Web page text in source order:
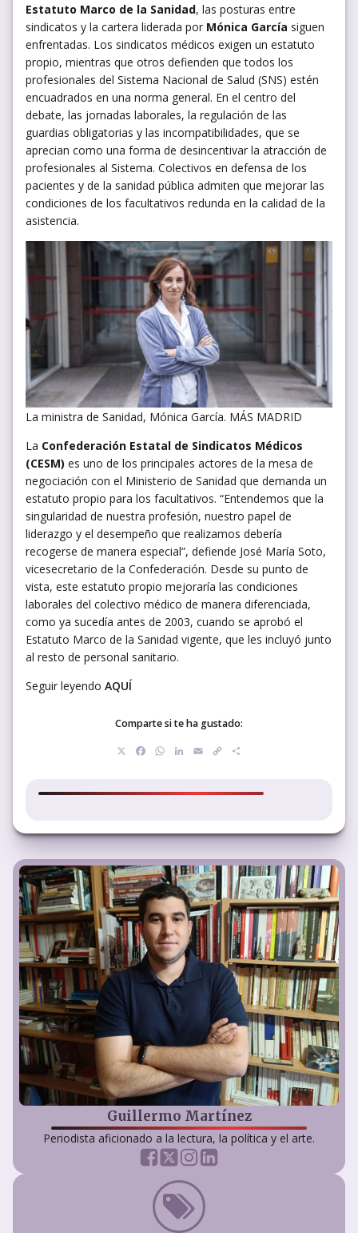
Estatuto Marco de la Sanidad, las posturas entre
sindicatos y la cartera liderada por Mónica García siguen
enfrentadas. Los sindicatos médicos exigen un estatuto
propio, mientras que otros defienden que todos los
profesionales del Sistema Nacional de Salud (SNS) estén
encuadrados en una norma general. En el centro del
debate, las jornadas laborales, la regulación de las
guardias obligatorias y las incompatibilidades, que se
aprecian como una forma de desincentivar la atracción de
profesionales al Sistema. Colectivos en defensa de los
pacientes y de la sanidad pública admiten que mejorar las
condiciones de los facultativos redunda en la calidad de la
asistencia.
La ministra de Sanidad, Mónica García. MÁS MADRID
La Confederación Estatal de Sindicatos Médicos
(CESM) es uno de los principales actores de la mesa de
negociación con el Ministerio de Sanidad que demanda un
estatuto propio para los facultativos. “Entendemos que la
singularidad de nuestra profesión, nuestro papel de
liderazgo y el desempeño que realizamos debería
recogerse de manera especial”, defiende José María Soto,
vicesecretario de la Confederación. Desde su punto de
vista, este estatuto propio mejoraría las condiciones
laborales del colectivo médico de manera diferenciada,
como ya sucedía antes de 2003, cuando se aprobó el
Estatuto Marco de la Sanidad vigente, que les incluyó junto
al resto de personal sanitario.
Seguir leyendo AQUÍ
Comparte si te ha gustado:
Facebook
WhatsApp
LinkedIn
EmailCopy
Guillermo Martínez
Periodista aficionado a la lectura, la política y el arte.